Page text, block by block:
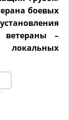
боевых
–